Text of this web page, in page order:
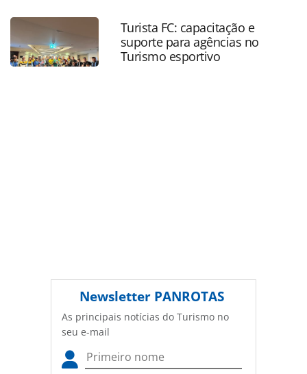
cruise-line-lanca-itinerarios-de-verao-para-2027-cheios-de-
novidades-veja-roteiros_225693.html ou as ferramentas
oferecidas na página. Todo o conteúdo produzido pela
PANROTAS Editora é protegido pela legislação brasileira
sobre direito autoral. Não reproduza o conteúdo sem
Turista FC: capacitação e
suporte para agências no
Turismo esportivo
Newsletter PANROTAS
As principais notícias do Turismo no
seu e-mail